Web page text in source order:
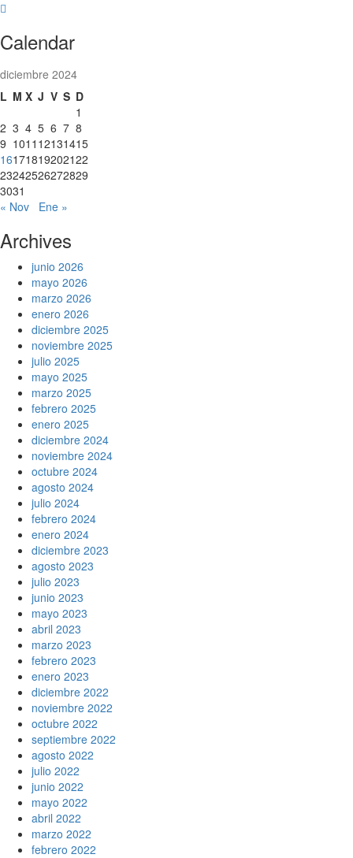
Skip
content
Calendar
diciembre 2024
L M X J V S D
1
2 3 4 5 6 7 8
9 1011 12131415
16171819202122
23242526272829
3031
« Nov
Ene »
Archives
junio 2026
mayo 2026
marzo 2026
enero 2026
diciembre 2025
noviembre 2025
julio 2025
mayo 2025
marzo 2025
febrero 2025
enero 2025
diciembre 2024
noviembre 2024
octubre 2024
agosto 2024
julio 2024
febrero 2024
enero 2024
diciembre 2023
agosto 2023
julio 2023
junio 2023
mayo 2023
abril 2023
marzo 2023
febrero 2023
enero 2023
diciembre 2022
noviembre 2022
octubre 2022
septiembre 2022
agosto 2022
julio 2022
junio 2022
mayo 2022
abril 2022
marzo 2022
febrero 2022